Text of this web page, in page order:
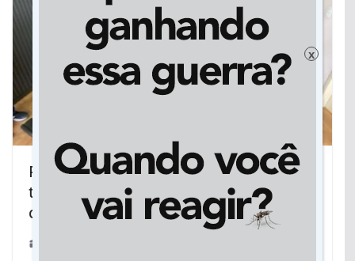
Prefeito recebe representantes dos
taxistas e recebe demandas da
categoria em Dourados
x